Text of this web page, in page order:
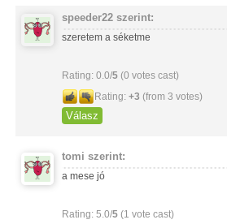
speeder22 szerint:
szeretem a séketme
Rating: 0.0/5 (0 votes cast)
Rating: +3 (from 3 votes)
Válasz
tomi szerint:
a mese jó
Rating: 5.0/5 (1 vote cast)